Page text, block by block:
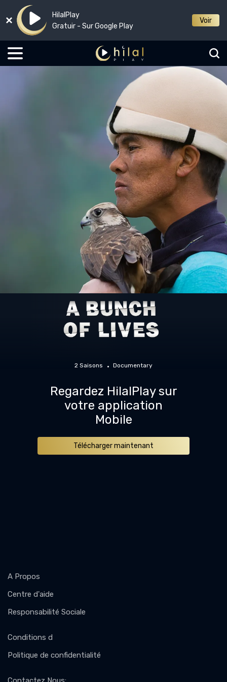
HilalPlay
Gratuir - Sur Google Play
Voir
2 Saisons Documentary
Regardez HilalPlay sur
votre application
Mobile
Télécharger maintenant
A Propos
Centre d'aide
Responsabilité Sociale
Conditions d
Politique de confidentialité